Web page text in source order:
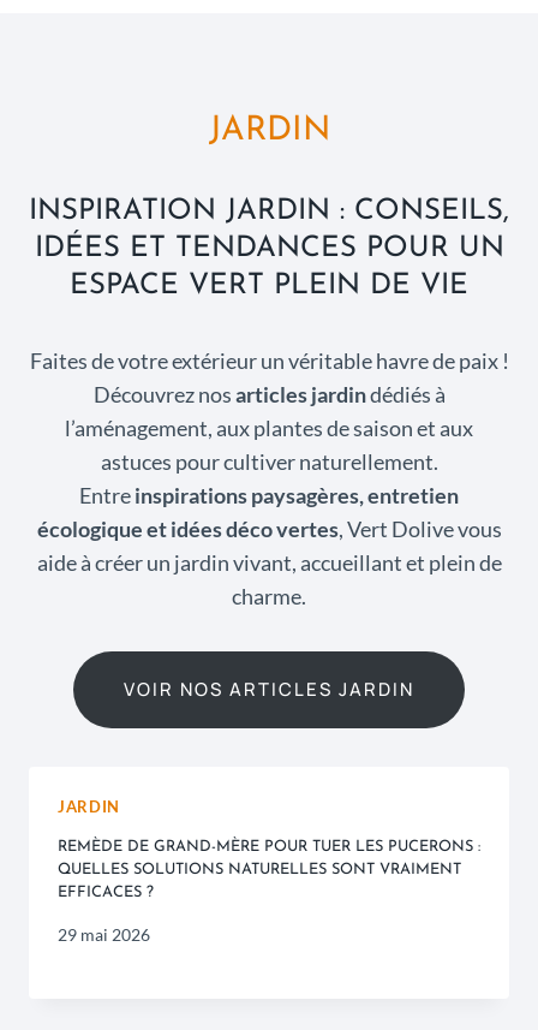
JARDIN
INSPIRATION JARDIN : CONSEILS,
IDÉES ET TENDANCES POUR UN
ESPACE VERT PLEIN DE VIE
Faites de votre extérieur un véritable havre de paix !
Découvrez nosarticles jardindédiés à
l’aménagement, aux plantes de saison et aux
astuces pour cultiver naturellement.
Entreinspirations paysagères, entretien
écologique et idées déco vertes, Vert Dolive vous
aide à créer un jardin vivant, accueillant et plein de
charme.
VOIR NOS ARTICLES JARDIN
JARDIN
REMÈDE DE GRAND-MÈRE POUR TUER LES PUCERONS :
QUELLES SOLUTIONS NATURELLES SONT VRAIMENT
EFFICACES ?
29 mai 2026